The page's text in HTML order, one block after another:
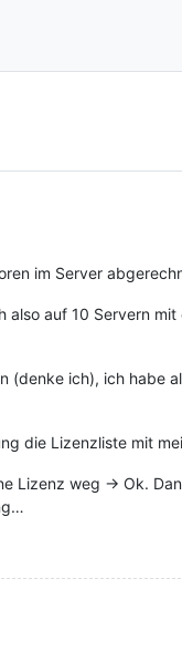
im Server
auf 10 Servern
ich), ich habe
die Lizenzliste mit
Lizenz weg -> Ok.